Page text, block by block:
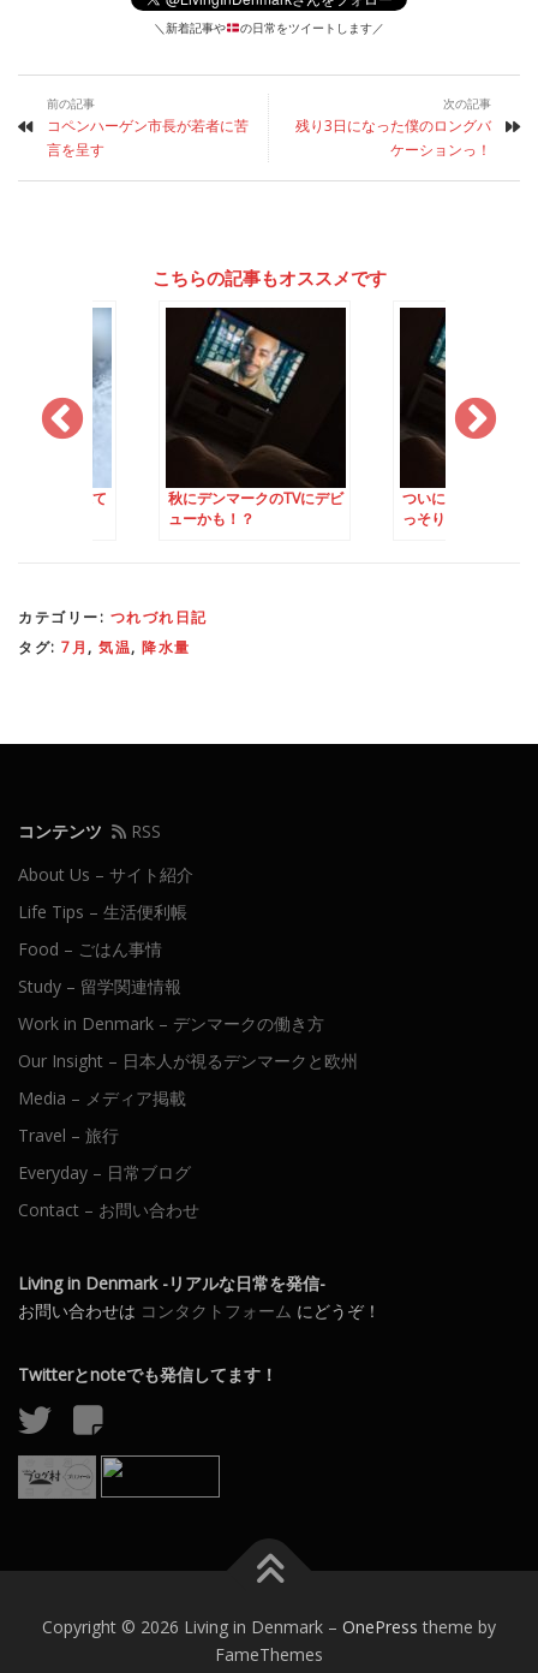
＼新着記事や の日常をツイートします／
前の記事
コペンハーゲン市長が若者に苦
言を呈す
次の記事
残り3日になった僕のロングバ
ケーションっ！
こちらの記事もオススメです
凍るぐらい凍て
秋にデンマークのTVにデビ
ューかも！？
ついにデンマークの
っそりデビュー！！
カテゴリー: つれづれ日記
タグ: 7月 , 気温, 降水量
コンテンツ
RSS
About Us – サイト紹介
Life Tips – 生活便利帳
Food – ごはん事情
Study – 留学関連情報
Work in Denmark – デンマークの働き方
Our Insight – 日本人が視るデンマークと欧州
Media – メディア掲載
Travel – 旅行
Everyday – 日常ブログ
Contact – お問い合わせ
Living in Denmark -リアルな日常を発信-
お問い合わせは コンタクトフォーム にどうぞ！
Twitterとnoteでも発信してます！
Copyright © 2026 Living in Denmark – OnePress theme by
FameThemes